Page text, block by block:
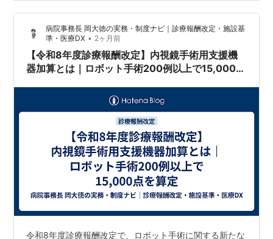
病院事務長 岡大徳の実務・制度ナビ｜診療報酬改定・施設基
準・医療DX • 2ヶ月前
【令和8年度診療報酬改定】内視鏡手術用支援機
器加算とは｜ロボット手術200例以上で15,000点
令和8年度診療報酬改定で、ロボット手術に関する新たな